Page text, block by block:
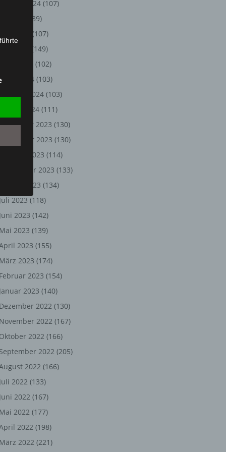
August 2024 (107)
(89)
(107)
(149)
(102)
2024 (103)
Februar 2024 (103)
Januar 2024 (111)
2023 (130)
November 2023 (130)
Oktober 2023 (114)
September 2023 (133)
August 2023 (134)
Juli 2023 (118)
Juni 2023 (142)
Mai 2023 (139)
2023 (155)
März 2023 (174)
Februar 2023 (154)
Januar 2023 (140)
Dezember 2022 (130)
November 2022 (167)
Oktober 2022 (166)
September 2022 (205)
2022 (166)
Juli 2022 (133)
Juni 2022 (167)
Mai 2022 (177)
2022 (198)
März 2022 (221)
oder